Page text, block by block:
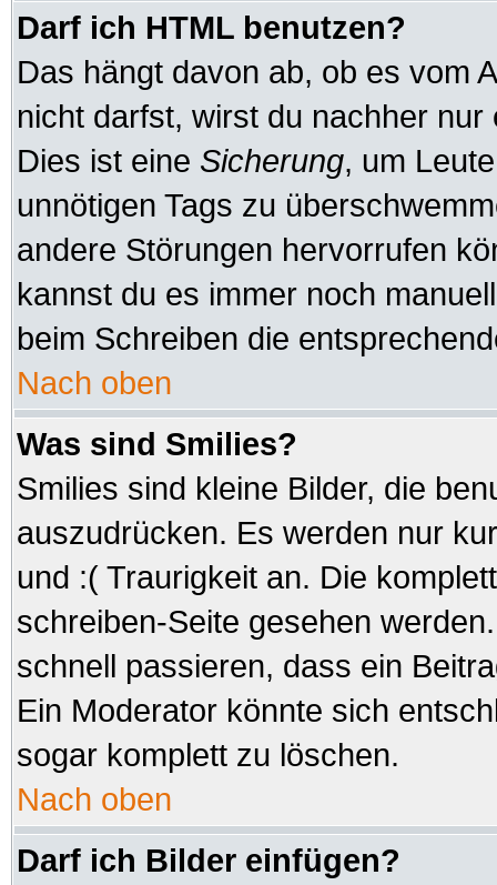
Darf ich HTML benutzen?
Das hängt davon ab, ob es vom
nicht darfst, wirst du nachher
Dies ist eine Sicherung, um
unnötigen Tags zu
andere Störungen hervorrufen
kannst du es immer noch
beim Schreiben die
Nach oben
Was sind Smilies?
Smilies sind kleine Bilder, die
auszudrücken. Es werden nur
und :( Traurigkeit an. Die
schreiben-Seite gesehen
schnell passieren, dass ein
Ein Moderator könnte sich
sogar komplett zu löschen.
Nach oben
Darf ich Bilder einfügen?